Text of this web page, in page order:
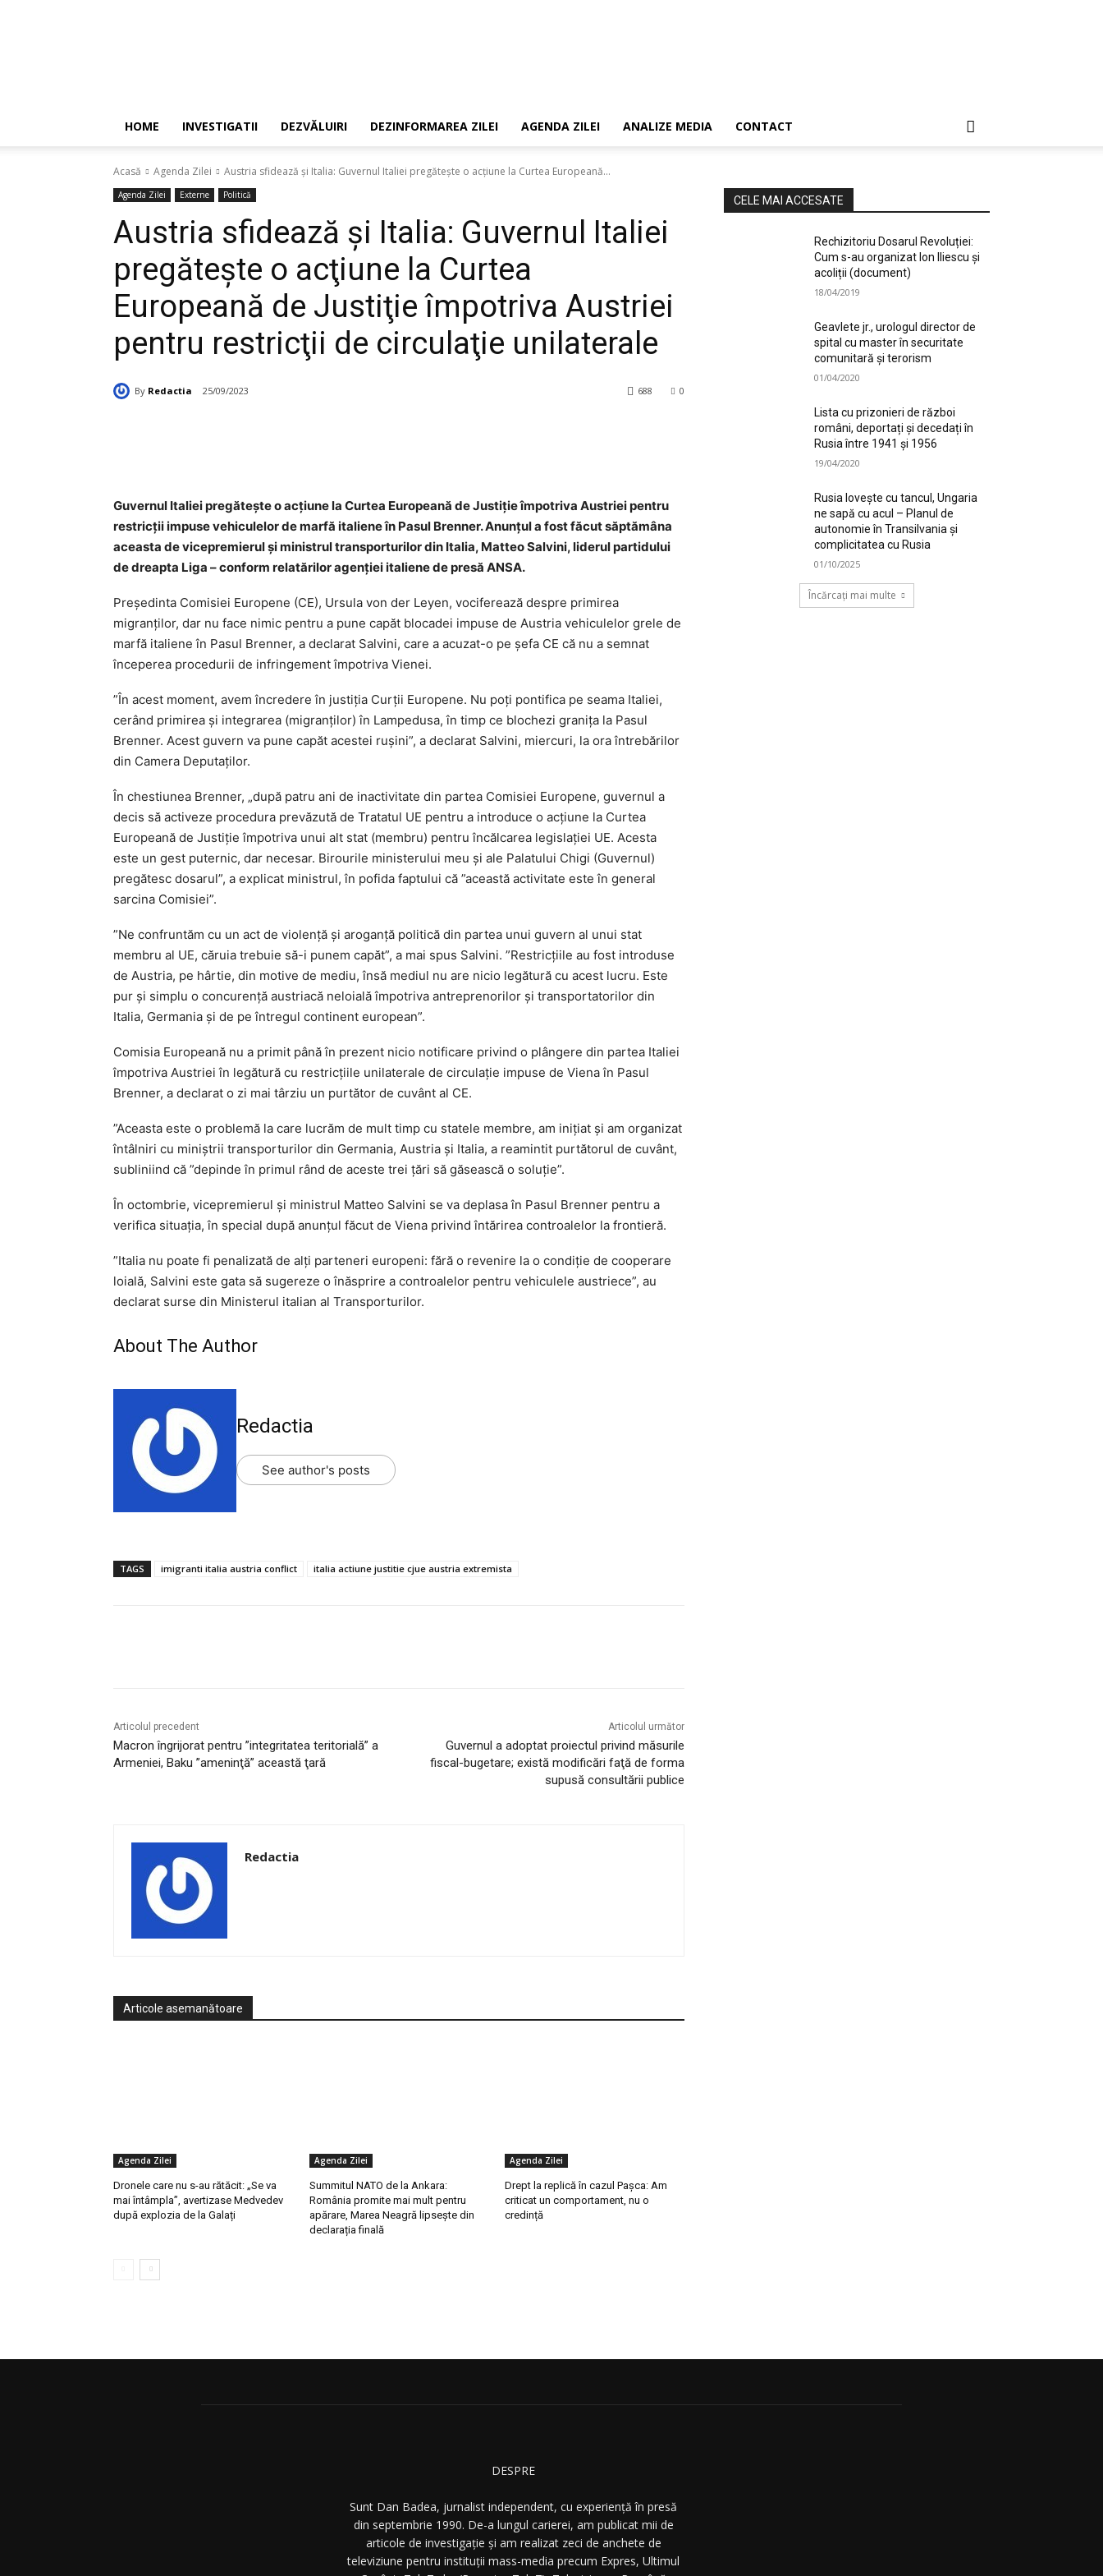
HOME INVESTIGATII DEZVĂLUIRI DEZINFORMAREA ZILEI AGENDA ZILEI ANALIZE MEDIA CONTACT
Acasă Agenda Zilei Austria sfidează și Italia: Guvernul Italiei pregăteşte o acţiune la Curtea Europeană...
Agenda Zilei Externe Politică
Austria sfidează și Italia: Guvernul Italiei
pregăteşte o acţiune la Curtea
Europeană de Justiţie împotriva Austriei
pentru restricţii de circulaţie unilaterale
By Redactia 25/09/2023 0
688
Guvernul Italiei pregăteşte o acţiune la Curtea Europeană de Justiţie împotriva Austriei pentru
restricţii impuse vehiculelor de marfă italiene în Pasul Brenner. Anunţul a fost făcut săptămâna
aceasta de vicepremierul şi ministrul transporturilor din Italia, Matteo Salvini, liderul partidului
de dreapta Liga – conform relatărilor agenţiei italiene de presă ANSA.
Preşedinta Comisiei Europene (CE), Ursula von der Leyen, vociferează despre primirea
migranţilor, dar nu face nimic pentru a pune capăt blocadei impuse de Austria vehiculelor grele de
marfă italiene în Pasul Brenner, a declarat Salvini, care a acuzat-o pe şefa CE că nu a semnat
începerea procedurii de infringement împotriva Vienei.
”În acest moment, avem încredere în justiţia Curţii Europene. Nu poţi pontifica pe seama Italiei,
cerând primirea şi integrarea (migranţilor) în Lampedusa, în timp ce blochezi graniţa la Pasul
Brenner. Acest guvern va pune capăt acestei ruşini”, a declarat Salvini, miercuri, la ora întrebărilor
din Camera Deputaţilor.
În chestiunea Brenner, „după patru ani de inactivitate din partea Comisiei Europene, guvernul a
decis să activeze procedura prevăzută de Tratatul UE pentru a introduce o acţiune la Curtea
Europeană de Justiţie împotriva unui alt stat (membru) pentru încălcarea legislaţiei UE. Acesta
este un gest puternic, dar necesar. Birourile ministerului meu şi ale Palatului Chigi (Guvernul)
pregătesc dosarul”, a explicat ministrul, în pofida faptului că ”această activitate este în general
sarcina Comisiei”.
”Ne confruntăm cu un act de violenţă şi aroganţă politică din partea unui guvern al unui stat
membru al UE, căruia trebuie să-i punem capăt”, a mai spus Salvini. ”Restricţiile au fost introduse
de Austria, pe hârtie, din motive de mediu, însă mediul nu are nicio legătură cu acest lucru. Este
pur şi simplu o concurenţă austriacă neloială împotriva antreprenorilor şi transportatorilor din
Italia, Germania şi de pe întregul continent european”.
Comisia Europeană nu a primit până în prezent nicio notificare privind o plângere din partea Italiei
împotriva Austriei în legătură cu restricţiile unilaterale de circulaţie impuse de Viena în Pasul
Brenner, a declarat o zi mai târziu un purtător de cuvânt al CE.
”Aceasta este o problemă la care lucrăm de mult timp cu statele membre, am iniţiat şi am organizat
întâlniri cu miniştrii transporturilor din Germania, Austria şi Italia, a reamintit purtătorul de cuvânt,
subliniind că ”depinde în primul rând de aceste trei ţări să găsească o soluţie”.
În octombrie, vicepremierul şi ministrul Matteo Salvini se va deplasa în Pasul Brenner pentru a
verifica situaţia, în special după anunţul făcut de Viena privind întărirea controalelor la frontieră.
”Italia nu poate fi penalizată de alţi parteneri europeni: fără o revenire la o condiţie de cooperare
loială, Salvini este gata să sugereze o înăsprire a controalelor pentru vehiculele austriece”, au
declarat surse din Ministerul italian al Transporturilor.
About The Author
Redactia
See author's posts
TAGS imigranti italia austria conflict italia actiune justitie cjue austria extremista
Articolul precedent
Macron îngrijorat pentru ”integritatea teritorială” a
Armeniei, Baku ”ameninţă” această ţară
Articolul următor
Guvernul a adoptat proiectul privind măsurile
fiscal-bugetare; există modificări faţă de forma
supusă consultării publice
Redactia
Articole asemanătoare
Agenda Zilei
Dronele care nu s-au rătăcit: „Se va
mai întâmpla”, avertizase Medvedev
după explozia de la Galați
Agenda Zilei
Summitul NATO de la Ankara:
România promite mai mult pentru
apărare, Marea Neagră lipsește din
declarația finală
Agenda Zilei
Drept la replică în cazul Pașca: Am
criticat un comportament, nu o
credință
CELE MAI ACCESATE
Rechizitoriu Dosarul Revoluției:
Cum s-au organizat Ion Iliescu și
acoliții (document)
18/04/2019
Geavlete jr., urologul director de
spital cu master în securitate
comunitară și terorism
01/04/2020
Lista cu prizonieri de război
români, deportați și decedați în
Rusia între 1941 și 1956
19/04/2020
Rusia lovește cu tancul, Ungaria
ne sapă cu acul – Planul de
autonomie în Transilvania și
complicitatea cu Rusia
01/10/2025
Încărcați mai multe
DESPRE
Sunt Dan Badea, jurnalist independent, cu experiență în presă
din septembrie 1990. De-a lungul carierei, am publicat mii de
articole de investigație și am realizat zeci de anchete de
televiziune pentru instituții mass-media precum Expres, Ultimul